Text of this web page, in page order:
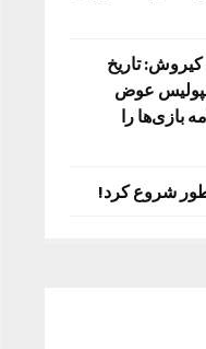
تاریخ
عوض
بازی‌ها را
شروع کرد!